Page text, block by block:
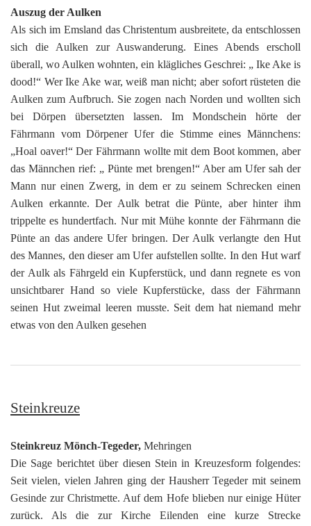
Auszug der Aulken
Als sich im Emsland das Christentum ausbreitete, da entschlossen
sich die Aulken zur Auswanderung. Eines Abends erscholl
überall, wo Aulken wohnten, ein klägliches Geschrei: „ Ike Ake is
dood!“ Wer Ike Ake war, weiß man nicht; aber sofort rüsteten die
Aulken zum Aufbruch. Sie zogen nach Norden und wollten sich
bei Dörpen übersetzten lassen. Im Mondschein hörte der
Fährmann vom Dörpener Ufer die Stimme eines Männchens:
„Hoal oaver!“ Der Fährmann wollte mit dem Boot kommen, aber
das Männchen rief: „ Pünte met brengen!“ Aber am Ufer sah der
Mann nur einen Zwerg, in dem er zu seinem Schrecken einen
Aulken erkannte. Der Aulk betrat die Pünte, aber hinter ihm
trippelte es hundertfach. Nur mit Mühe konnte der Fährmann die
Pünte an das andere Ufer bringen. Der Aulk verlangte den Hut
des Mannes, den dieser am Ufer aufstellen sollte. In den Hut warf
der Aulk als Fährgeld ein Kupferstück, und dann regnete es von
unsichtbarer Hand so viele Kupferstücke, dass der Fährmann
seinen Hut zweimal leeren musste. Seit dem hat niemand mehr
etwas von den Aulken gesehen
Steinkreuze
Steinkreuz Mönch-Tegeder, Mehringen
Die Sage berichtet über diesen Stein in Kreuzesform folgendes:
Seit vielen, vielen Jahren ging der Hausherr Tegeder mit seinem
Gesinde zur Christmette. Auf dem Hofe blieben nur einige Hüter
zurück. Als die zur Kirche Eilenden eine kurze Strecke